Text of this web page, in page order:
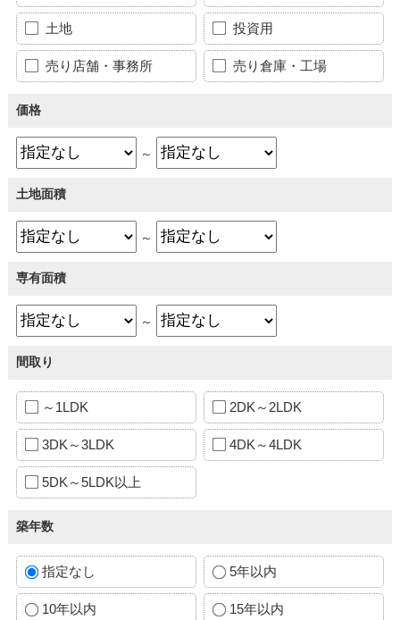
土地 投資用
売り店舗・事務所 売り倉庫・工場
価格
～
土地面積
～
専有面積
～
間取り
～1LDK 2DK～2LDK
3DK～3LDK 4DK～4LDK
5DK～5LDK以上
築年数
指定なし 5年以内
10年以内 15年以内